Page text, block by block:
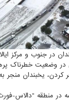
در جنوب و مرکز
در وضعیت خطرناک
یخبندان منجر
در منطقه "دالاس-